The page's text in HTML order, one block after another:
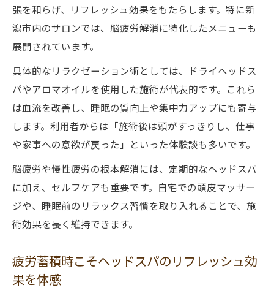
張を和らげ、リフレッシュ効果をもたらします。特に新
潟市内のサロンでは、脳疲労解消に特化したメニューも
展開されています。
具体的なリラクゼーション術としては、ドライヘッドス
パやアロマオイルを使用した施術が代表的です。これら
は血流を改善し、睡眠の質向上や集中力アップにも寄与
します。利用者からは「施術後は頭がすっきりし、仕事
や家事への意欲が戻った」といった体験談も多いです。
脳疲労や慢性疲労の根本解消には、定期的なヘッドスパ
に加え、セルフケアも重要です。自宅での頭皮マッサー
ジや、睡眠前のリラックス習慣を取り入れることで、施
術効果を長く維持できます。
疲労蓄積時こそヘッドスパのリフレッシュ効
果を体感